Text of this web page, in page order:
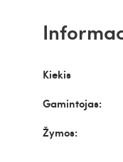
Kiekis
Gamintojas:
Žymos: